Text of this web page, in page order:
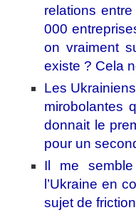
relations
000
on vraiment
existe ? Cela
Les
mirobolantes
donnait le
pour un
Il me
l’Ukraine en
sujet de